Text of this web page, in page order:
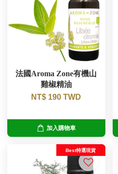
法國Aroma Zone有機山
雞椒精油
NT$ 190 TWD
加入購物車
Best特選現貨